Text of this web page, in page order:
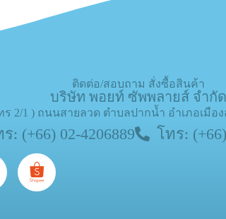
ติดต่อ/สอบถาม สั่งซื้อสินค้า
บริษัท พอยท์ ซัพพลายส์ จำกัด
ร 2/1 ) ถนนสายลวด ตำบลปากน้ำ อำเภอเมือ
: (+66) 02-4206889 โทร: